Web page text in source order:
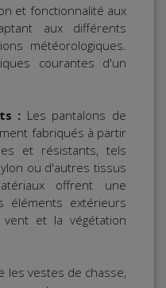
et fonctionnalité aux
aux différents
météorologiques.
courantes d'un
: Les pantalons de
fabriqués à partir
et résistants, tels
ou d'autres tissus
offrent une
éléments extérieurs
et la végétation
les vestes de chasse,